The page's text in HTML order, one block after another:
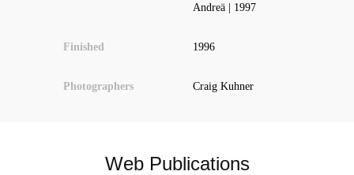
Andreä | 1997
Finished 1996
Photographers Craig Kuhner
Web Publications